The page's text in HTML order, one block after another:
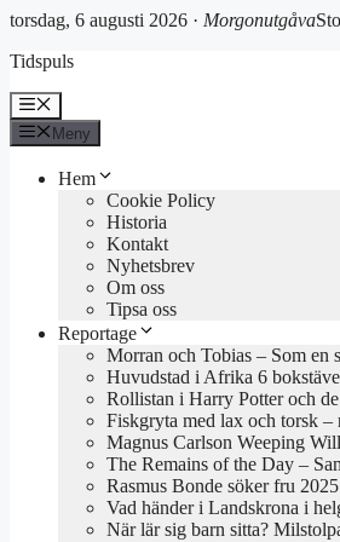
torsdag, 6 augusti 2026 · Morgonutgåva
till
Tidspuls
Meny
Meny
Hem
Cookie Policy
Historia
Kontakt
Nyhetsbrev
Om oss
Tipsa oss
Reportage
Morran och Tobias – Som en
Huvudstad i Afrika 6
Rollistan i Harry Potter och
Fiskgryta med lax och torsk –
Magnus Carlson Weeping
The Remains of the Day –
Rasmus Bonde söker fru
Vad händer i Landskrona i
När lär sig barn sitta?